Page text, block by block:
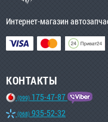
Интернет-магазин
КОНТАКТЫ
(099) 175-47-87
(068) 935-52-32